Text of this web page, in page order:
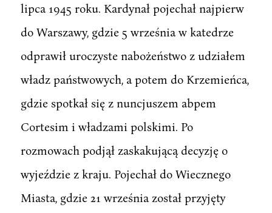
lipca 1945 roku. Kardynał pojechał najpierw
do Warszawy, gdzie 5 września w katedrze
odprawił uroczyste nabożeństwo z udziałem
władz państwowych, a potem do Krzemieńca,
gdzie spotkał się z nuncjuszem abpem
Cortesim i władzami polskimi. Po
rozmowach podjął zaskakującą decyzję o
wyjeździe z kraju. Pojechał do Wiecznego
Miasta, gdzie 21 września został przyjęty